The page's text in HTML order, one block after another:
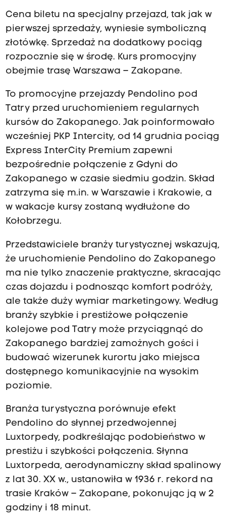
Cena biletu na specjalny przejazd, tak jak w
pierwszej sprzedaży, wyniesie symboliczną
złotówkę. Sprzedaż na dodatkowy pociąg
rozpocznie się w środę. Kurs promocyjny
obejmie trasę Warszawa – Zakopane.
To promocyjne przejazdy Pendolino pod
Tatry przed uruchomieniem regularnych
kursów do Zakopanego. Jak poinformowało
wcześniej PKP Intercity, od 14 grudnia pociąg
Express InterCity Premium zapewni
bezpośrednie połączenie z Gdyni do
Zakopanego w czasie siedmiu godzin. Skład
zatrzyma się m.in. w Warszawie i Krakowie, a
w wakacje kursy zostaną wydłużone do
Kołobrzegu.
Przedstawiciele branży turystycznej wskazują,
że uruchomienie Pendolino do Zakopanego
ma nie tylko znaczenie praktyczne, skracając
czas dojazdu i podnosząc komfort podróży,
ale także duży wymiar marketingowy. Według
branży szybkie i prestiżowe połączenie
kolejowe pod Tatry może przyciągnąć do
Zakopanego bardziej zamożnych gości i
budować wizerunek kurortu jako miejsca
dostępnego komunikacyjnie na wysokim
poziomie.
Branża turystyczna porównuje efekt
Pendolino do słynnej przedwojennej
Luxtorpedy, podkreślając podobieństwo w
prestiżu i szybkości połączenia. Słynna
Luxtorpeda, aerodynamiczny skład spalinowy
z lat 30. XX w., ustanowiła w 1936 r. rekord na
trasie Kraków – Zakopane, pokonując ją w 2
godziny i 18 minut.